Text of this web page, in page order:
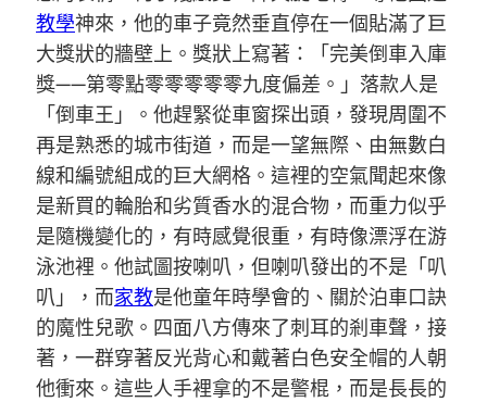
教學神來，他的車子竟然垂直停在一個貼滿了巨
大獎狀的牆壁上。獎狀上寫著：「完美倒車入庫
獎——第零點零零零零零九度偏差。」落款人是
「倒車王」。他趕緊從車窗探出頭，發現周圍不
再是熟悉的城市街道，而是一望無際、由無數白
線和編號組成的巨大網格。這裡的空氣聞起來像
是新買的輪胎和劣質香水的混合物，而重力似乎
是隨機變化的，有時感覺很重，有時像漂浮在游
泳池裡。他試圖按喇叭，但喇叭發出的不是「叭
叭」，而家教是他童年時學會的、關於泊車口訣
的魔性兒歌。四面八方傳來了刺耳的剎車聲，接
著，一群穿著反光背心和戴著白色安全帽的人朝
他衝來。這些人手裡拿的不是警棍，而是長長的